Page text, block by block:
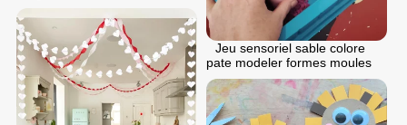
Jeu sensoriel sable colore
pate modeler formes moules